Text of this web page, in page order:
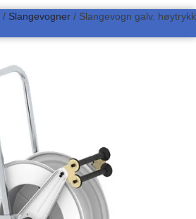
/ Slangevogner / Slangevogn galv. høytrykk